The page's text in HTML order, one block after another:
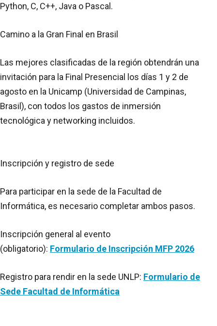
Python, C, C++, Java o Pascal.
Camino a la Gran Final en Brasil
Las mejores clasificadas de la región obtendrán una
invitación para la Final Presencial los días 1 y 2 de
agosto en la Unicamp (Universidad de Campinas,
Brasil), con todos los gastos de inmersión
tecnológica y networking incluidos.
Inscripción y registro de sede
Para participar en la sede de la Facultad de
Informática, es necesario completar ambos pasos.
Inscripción general al evento
(obligatorio): Formulario de Inscripción MFP 2026
Registro para rendir en la sede UNLP: Formulario de
Sede Facultad de Informática